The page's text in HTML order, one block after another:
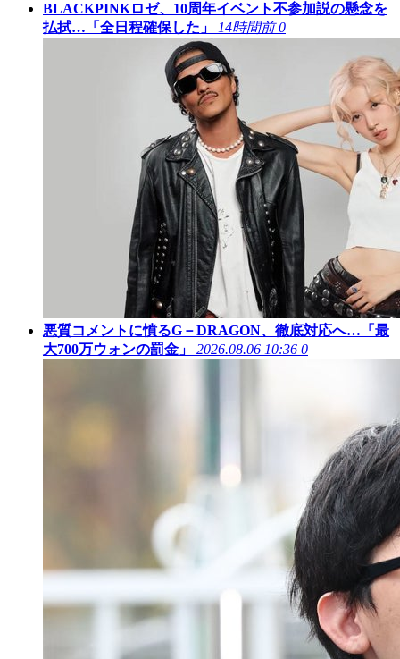
BLACKPINKロゼ、10周年イベント不参加説の懸念を
払拭…「全日程確保した」
14時間前 0
悪質コメントに憤るG－DRAGON、徹底対応へ…「最
大700万ウォンの罰金」
2026.08.06 10:36 0